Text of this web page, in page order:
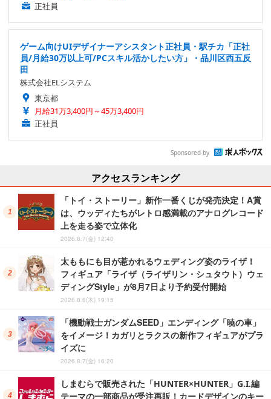
正社員
ゲーム向けUIデザイナーアシスタント正社員・駅チカ「正社
員/月給30万以上可/PCスキル活かしたい方」・品川区西五反
田
株式会社ELシステム
東京都
月給31万3,400円～45万3,400円
正社員
Sponsored by
アクセスランキング
「トイ・ストーリー」新作一番くじが発売決定！A賞
は、ウッディたちがレトロ感満載のアナログレコード
上を走る姿で立体化
2026.8.7(金) 12:40
太ももにも目が惹かれるウェディング姿のライザ！
フィギュア「ライザ（ライザリン・シュタウト）ウェ
ディングStyle」が8月7日より予約受付開始
2026.8.6(木) 19:15
「機動戦士ガンダムSEED」エンディング「暁の車」
をイメージ！カガリとラクスの新作フィギュアがプラ
イズに
2026.8.7(金) 16:20
しまむらで販売された「HUNTER×HUNTER」G.I.編
テーマの一部商品が受注再販！カードデザインのキー